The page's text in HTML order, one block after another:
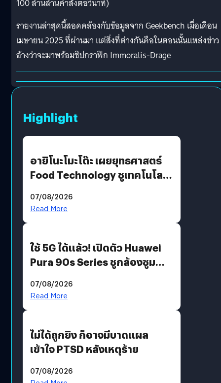
100 ล้านล้านคำสั่งตอวินาที)
รายงานล่าสุดนี้สอดคล้องกับข้อมูลจาก Geekbench เมื่อเดือน
เมษายน 2025 ที่ผ่านมา แต่สิ่งที่ต่างกันคือในตอนนั้นแหล่งข่าว
อ้างว่าจะมาพร้อมชิปกราฟิก Immoralis-Drage
Highlight
อายิโนะโมะโต๊ะ เผยยุทธศาสตร์
Food Technology ชูเทคโนโลยี
บริโภคและ B2B
07/08/2026
Read More
ใช้ 5G ได้แล้ว! เปิดตัว Huawei
Pura 90s Series ชูกล้องซูม
07/08/2026
Read More
ไม่ได้ถูกยิง ก็อาจมีบาดแผล
เข้าใจ PTSD หลังเหตุร้าย
07/08/2026